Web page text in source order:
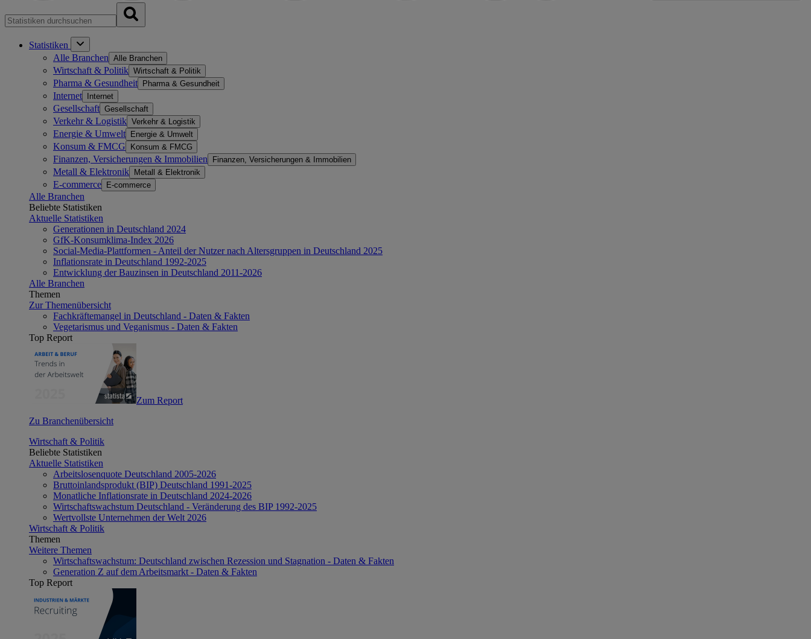
Statistiken
Alle Branchen Alle Branchen
Wirtschaft & Politik Wirtschaft & Politik
Pharma & Gesundheit Pharma & Gesundheit
Internet Internet
Gesellschaft Gesellschaft
Verkehr & Logistik Verkehr & Logistik
Energie & Umwelt Energie & Umwelt
Konsum & FMCG Konsum & FMCG
Finanzen, Versicherungen & Immobilien Finanzen, Versicherungen & Immobilien
Metall & Elektronik Metall & Elektronik
E-commerce E-commerce
Alle Branchen
Beliebte Statistiken
Aktuelle Statistiken
Generationen in Deutschland 2024
GfK-Konsumklima-Index 2026
Social-Media-Plattformen - Anteil der Nutzer nach Altersgruppen in Deutschland 2025
Inflationsrate in Deutschland 1992-2025
Entwicklung der Bauzinsen in Deutschland 2011-2026
Alle Branchen
Themen
Zur Themenübersicht
Fachkräftemangel in Deutschland - Daten & Fakten
Vegetarismus und Veganismus - Daten & Fakten
Top Report
Zum Report
Zu Branchenübersicht
Wirtschaft & Politik
Beliebte Statistiken
Aktuelle Statistiken
Arbeitslosenquote Deutschland 2005-2026
Bruttoinlandsprodukt (BIP) Deutschland 1991-2025
Monatliche Inflationsrate in Deutschland 2024-2026
Wirtschaftswachstum Deutschland - Veränderung des BIP 1992-2025
Wertvollste Unternehmen der Welt 2026
Wirtschaft & Politik
Themen
Weitere Themen
Wirtschaftswachstum: Deutschland zwischen Rezession und Stagnation - Daten & Fakten
Generation Z auf dem Arbeitsmarkt - Daten & Fakten
Top Report